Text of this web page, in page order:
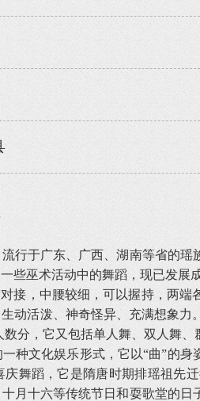
于广东、广西、湖南等省的瑶
些巫术活动中的舞蹈，现已发展
，中腰较细，可以握持，两端
动活泼、神奇怪异、充满想象
分，它又包括单人舞、双人舞
文化娱乐形式，它以“曲”的身
舞蹈，它是隋唐时期排瑶祖先
月十六等传统节日和耍歌堂的